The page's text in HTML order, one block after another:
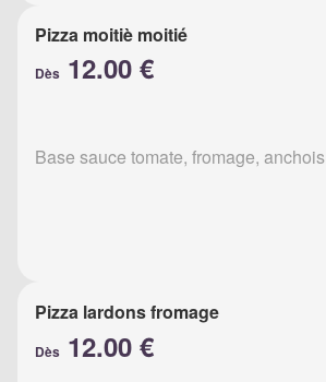
Pizza moitiè moitié
Dès 12.00 €
Base sauce tomate, fromage, anchois
Pizza lardons fromage
Dès 12.00 €